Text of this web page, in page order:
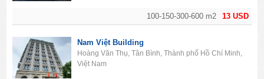
13 USD
100-150-300-600 m2
Nam Việt Building
Hoàng Văn Thụ, Tân Bình, Thành phố Hồ Chí Minh,
Việt Nam